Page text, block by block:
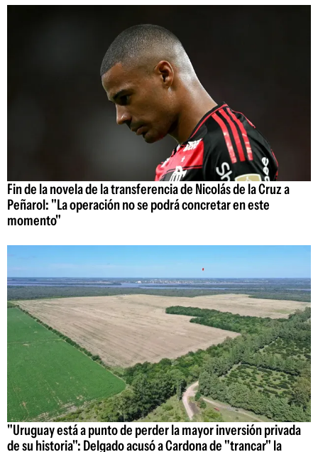
Fin de la novela de la transferencia de Nicolás de la Cruz a
Peñarol: "La operación no se podrá concretar en este
momento"
"Uruguay está a punto de perder la mayor inversión privada
de su historia": Delgado acusó a Cardona de "trancar" la